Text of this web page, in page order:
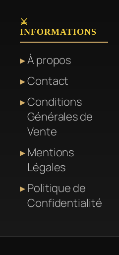
⚔️
INFORMATIONS
À propos
Contact
Conditions
Générales de
Vente
Mentions
Légales
Politique de
Confidentialité